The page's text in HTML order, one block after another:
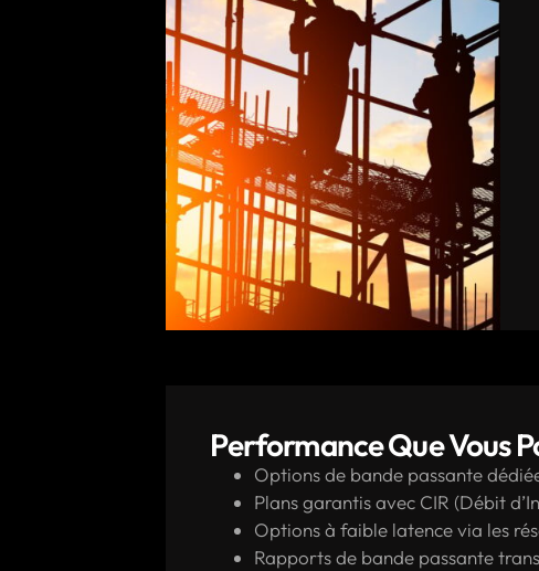
Performance Que Vous
Options de bande passante
Plans garantis avec CIR (Débit
Options à faible latence via les
Rapports de bande passante